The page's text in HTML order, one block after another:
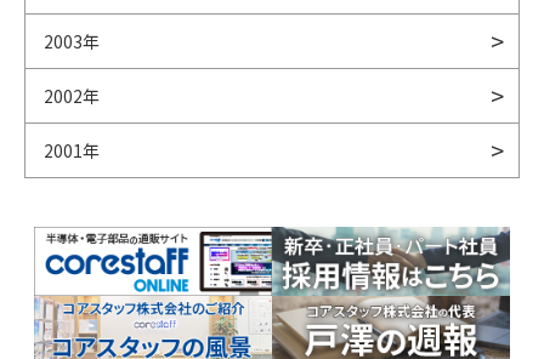
2003年
2002年
2001年